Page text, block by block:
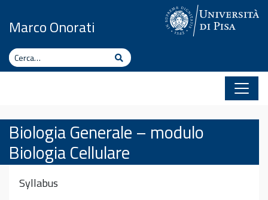
Marco Onorati
Cerca Cerca
Biologia Generale – modulo
Biologia Cellulare
Syllabus